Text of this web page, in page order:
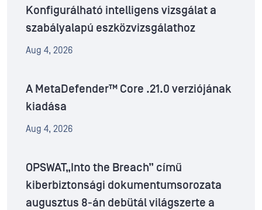
Konfigurálható intelligens vizsgálat a
szabályalapú eszközvizsgálathoz
Aug 4, 2026
A MetaDefender™ Core .21.0 verziójának
kiadása
Aug 4, 2026
OPSWAT„Into the Breach” című
kiberbiztonsági dokumentumsorozata
augusztus 8-án debütál világszerte a